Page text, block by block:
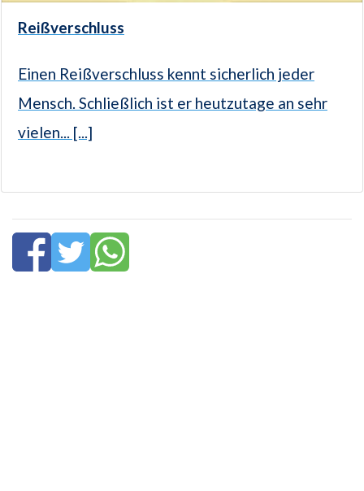
Reißverschluss
Einen Reißverschluss kennt sicherlich jeder
Mensch. Schließlich ist er heutzutage an sehr
vielen... [...]